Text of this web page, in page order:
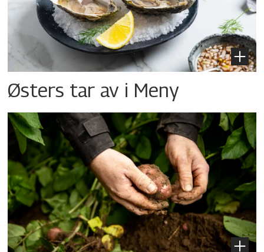
Østers tar av i Meny